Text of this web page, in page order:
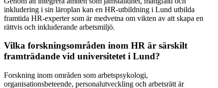
inkludering i sin läroplan kan en HR-utbildning i Lund utbilda
framtida HR-experter som är medvetna om vikten av att skapa en
rättvis och inkluderande arbetsmiljö.
Vilka forskningsområden inom HR är särskilt
framträdande vid universitetet i Lund?
Forskning inom områden som arbetspsykologi,
organisationsbeteende, personalutveckling och arbetsrätt är